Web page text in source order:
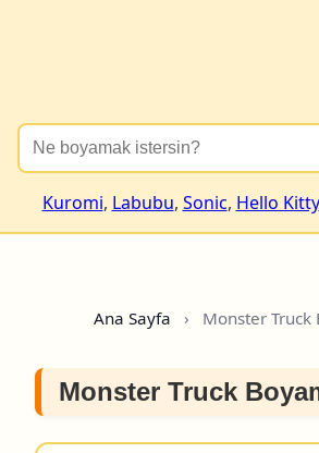
Kuromi, Labubu, Sonic, Hello Kitty
Ana Sayfa › Monster Truck
Monster Truck